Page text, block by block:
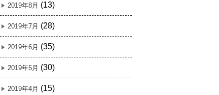
2019年8月 (13)
2019年7月 (28)
2019年6月 (35)
2019年5月 (30)
2019年4月 (15)